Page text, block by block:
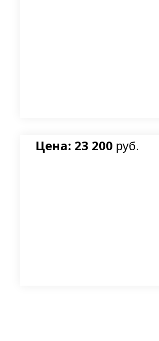
Цена: 23 200 руб.